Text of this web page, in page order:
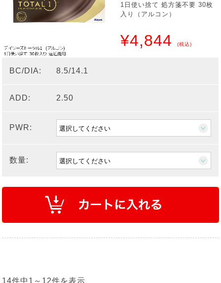
1日使い捨て 処方箋不要 30枚
入り（アルコン）
¥4,844(税込)
BC/DIA: 8.5/14.1
ADD: 2.50
PWR:
数量:
14件中 1 ～ 12件を表示